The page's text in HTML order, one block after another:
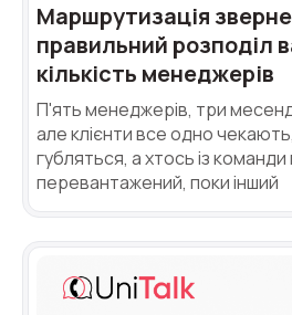
Маршрутизація
правильний розподіл
кількість менеджерів
П'ять менеджерів, три
але клієнти все одно
губляться, а хтось із команди
перевантажений, поки інший
E-mail
Партнер
Alternative:
Alternative:
Alternative:
Alternative:
Ваше ім'я
Номер для контакту
+1
Alternative: